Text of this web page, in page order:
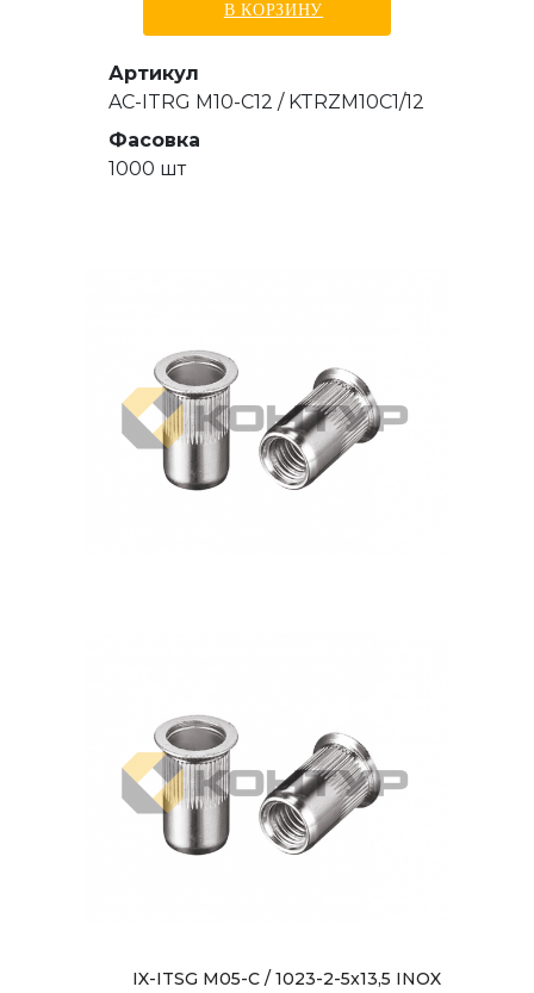
В КОРЗИНУ
Артикул
AC-ITRG M10-C12 / KTRZM10C1/12
Фасовка
1000 шт
IX-ITSG M05-C / 1023-2-5x13,5 INOX